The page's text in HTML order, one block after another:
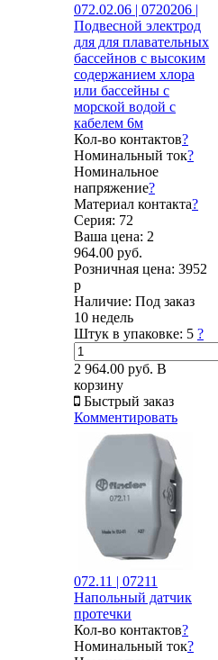
072.02.06 | 0720206 |
Подвесной электрод
для для плавательных
бассейнов с высоким
содержанием хлора
или бассейны с
морской водой с
кабелем 6м
Кол-во контактов?
Номинальный ток?
Номинальное
напряжение?
Материал контакта?
Серия: 72
Ваша цена: 2
964.00 руб.
Розничная цена: 3952
р
Наличие: Под заказ
10 недель
Штук в упаковке: 5 ?
2 964.00 руб. В
корзину
Быстрый заказ
Комментировать
072.11 | 07211
Напольный датчик
протечки
Кол-во контактов?
Номинальный ток?